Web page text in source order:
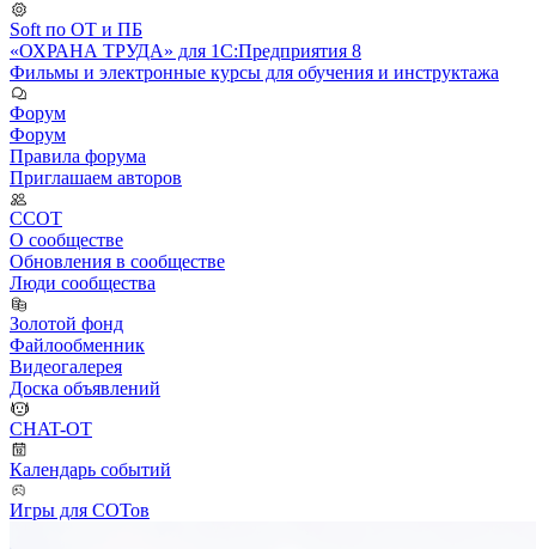
Soft по ОТ и ПБ
«ОХРАНА ТРУДА» для 1С:Предприятия 8
Фильмы и электронные курсы для обучения и инструктажа
Форум
Форум
Правила форума
Приглашаем авторов
ССОТ
О сообществе
Обновления в сообществе
Люди сообщества
Золотой фонд
Файлообменник
Видеогалерея
Доска объявлений
CHAT-OT
Календарь событий
Игры для СОТов